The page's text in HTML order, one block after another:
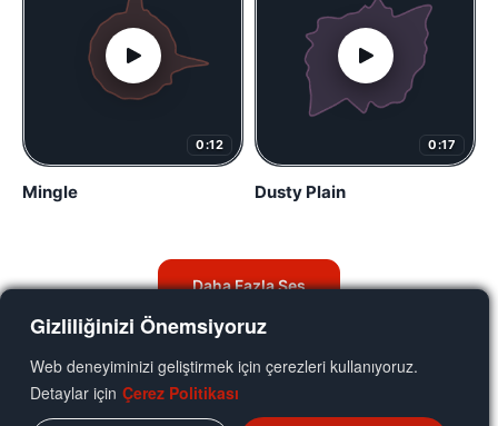
Gizliliğinizi Önemsiyoruz
Web deneyiminizi geliştirmek için çerezleri kullanıyoruz.
Detaylar için Çerez Politikası
0:12
Mingle
0:17
Dusty Plain
Daha Fazla Ses